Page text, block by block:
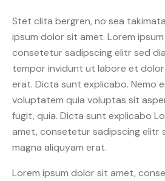
Stet clita bergren, no sea
ipsum dolor sit amet. Lorem
consetetur sadipscing elitr sed
tempor invidunt ut labore et
erat. Dicta sunt explicabo. Nemo
voluptatem quia voluptas sit
fugit, quia. Dicta sunt explicabo
amet, consetetur sadipscing elitr
magna aliquyam erat.
Lorem ipsum dolor sit amet,